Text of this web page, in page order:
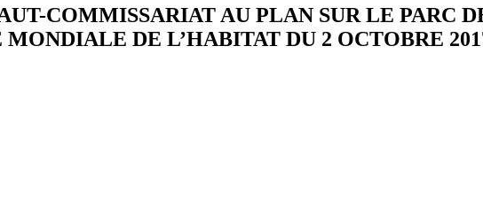
COMMISSARIAT AU PLAN SUR LE PARC
DE L’HABITAT DU 2 OCTOBRE